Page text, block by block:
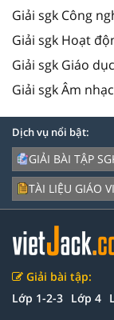
Giải sgk Công
Giải sgk Hoạt
Giải sgk Giáo
Giải sgk Âm
Dịch vụ nổi bật:
GIẢI BÀI TẬP
TÀI LIỆU GIÁO
Giải bài tập:
Lớp 1-2-3 Lớp 4